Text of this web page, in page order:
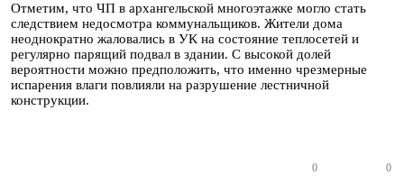
Отметим, что ЧП в архангельской многоэтажке могло стать
следствием недосмотра коммунальщиков. Жители дома
неоднократно жаловались в УК на состояние теплосетей и
регулярно парящий подвал в здании. С высокой долей
вероятности можно предположить, что именно чрезмерные
испарения влаги повлияли на разрушение лестничной
конструкции.
0 0